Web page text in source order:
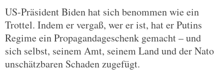
US-Präsident Biden hat sich benommen wie ein
Trottel. Indem er vergaß, wer er ist, hat er Putins
Regime ein Propagandageschenk gemacht – und
sich selbst, seinem Amt, seinem Land und der Nato
unschätzbaren Schaden zugefügt.